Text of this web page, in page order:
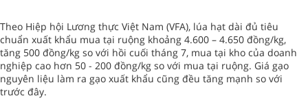
Theo Hiệp hội Lương thực Việt Nam (VFA), lúa hạt dài đủ tiêu
chuẩn xuất khẩu mua tại ruộng khoảng 4.600 – 4.650 đồng/kg,
tăng 500 đồng/kg so với hồi cuối tháng 7, mua tại kho của doanh
nghiệp cao hơn 50 - 200 đồng/kg so với mua tại ruộng. Giá gạo
nguyên liệu làm ra gạo xuất khẩu cũng đều tăng mạnh so với
trước đây.